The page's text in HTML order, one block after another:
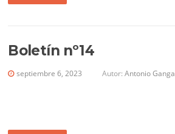
Boletín nº14
septiembre 6, 2023 Autor:Antonio Ganga